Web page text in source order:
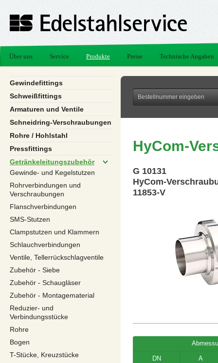
Über uns Service Produkte Preise Technische Angaben
Gewindefittings
Schweißfittings
Armaturen und Ventile
Schneidring-Verschraubungen
Rohre / Hohlstahl
Pressfittings
Getränkeleitungszubehör
Gewinde- und Kegelstutzen
Rohrverbindungen und
Verschraubungen
Flanschverbindungen
SMS-Stutzen
Clampstutzen und Klammern
Schlauchverbindungen
Ventile, Tellerrückschlagventile
Zubehör - Siebe
Zubehör - Schaugläser
Zubehör - Montagematerial
Reduzier- und
Verbindungsstücke
Rohre
Bogen
T-Stücke, Kreuzstücke
HyCom-
G 10131
HyCom-
11853-V
DN A